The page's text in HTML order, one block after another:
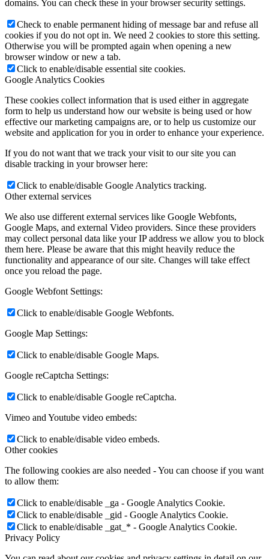
domains. You can check these in your browser security settings.
Check to enable permanent hiding of message bar and refuse all
cookies if you do not opt in. We need 2 cookies to store this setting.
Otherwise you will be prompted again when opening a new
browser window or new a tab.
Click to enable/disable essential site cookies.
Google Analytics Cookies
These cookies collect information that is used either in aggregate
form to help us understand how our website is being used or how
effective our marketing campaigns are, or to help us customize our
website and application for you in order to enhance your experience.
If you do not want that we track your visit to our site you can
disable tracking in your browser here:
Click to enable/disable Google Analytics tracking.
Other external services
We also use different external services like Google Webfonts,
Google Maps, and external Video providers. Since these providers
may collect personal data like your IP address we allow you to block
them here. Please be aware that this might heavily reduce the
functionality and appearance of our site. Changes will take effect
once you reload the page.
Google Webfont Settings:
Click to enable/disable Google Webfonts.
Google Map Settings:
Click to enable/disable Google Maps.
Google reCaptcha Settings:
Click to enable/disable Google reCaptcha.
Vimeo and Youtube video embeds:
Click to enable/disable video embeds.
Other cookies
The following cookies are also needed - You can choose if you want
to allow them:
Click to enable/disable _ga - Google Analytics Cookie.
Click to enable/disable _gid - Google Analytics Cookie.
Click to enable/disable _gat_* - Google Analytics Cookie.
Privacy Policy